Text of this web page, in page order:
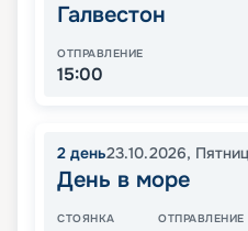
Галвестон
ОТПРАВЛЕНИЕ
15:00
2 день23.10.2026,
День в море
СТОЯНКА ОТПРАВЛЕНИЕ